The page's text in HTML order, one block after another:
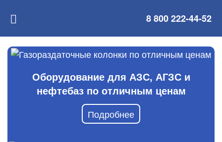
8 800 222-44-52
Оборудование для АЗС, АГЗС и
нефтебаз по отличным ценам
Подробнее